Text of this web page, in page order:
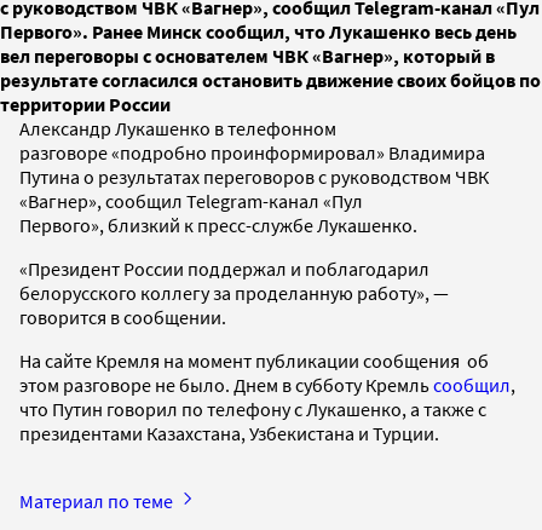
с руководством ЧВК «Вагнер», сообщил Telegram-канал «Пул
Первого». Ранее Минск сообщил, что Лукашенко весь день
вел переговоры с основателем ЧВК «Вагнер», который в
результате согласился остановить движение своих бойцов по
территории России
Александр Лукашенко в телефонном
разговоре «подробно проинформировал» Владимира
Путина о результатах переговоров с руководством ЧВК
«Вагнер», сообщил Telegram-канал «Пул
Первого», близкий к пресс-службе Лукашенко.
«Президент России поддержал и поблагодарил
белорусского коллегу за проделанную работу», —
говорится в сообщении.
На сайте Кремля на момент публикации сообщения об
этом разговоре не было. Днем в субботу Кремльсообщил,
что Путин говорил по телефону с Лукашенко, а также с
президентами Казахстана, Узбекистана и Турции.
Материал по теме